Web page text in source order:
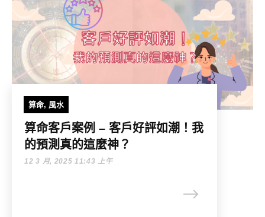
算命, 風水
算命客戶案例 – 客戶好評如潮！我
的預測真的這麼神？
12 3 月, 2025 11:43 上午